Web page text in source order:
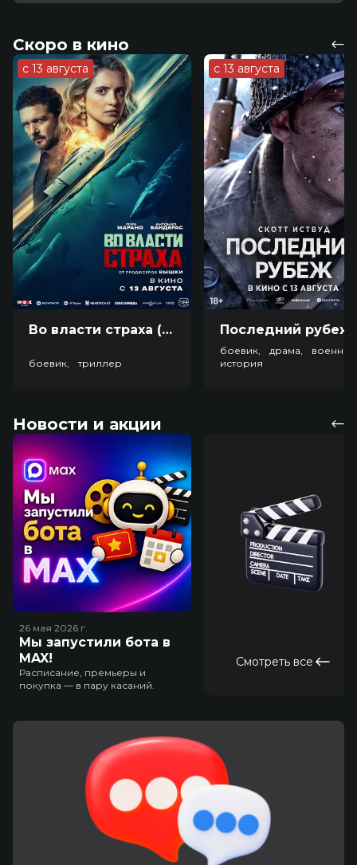
Скоро в кино
с 13 августа
Во власти страха (18+)
боевик, триллер
с 13 августа
боевик, драма,
история
Новости и акции
26 мая 2026 г.
Мы запустили бота в
MAX!
Расписание, премьеры и
покупка — в пару касаний.
Смотреть все